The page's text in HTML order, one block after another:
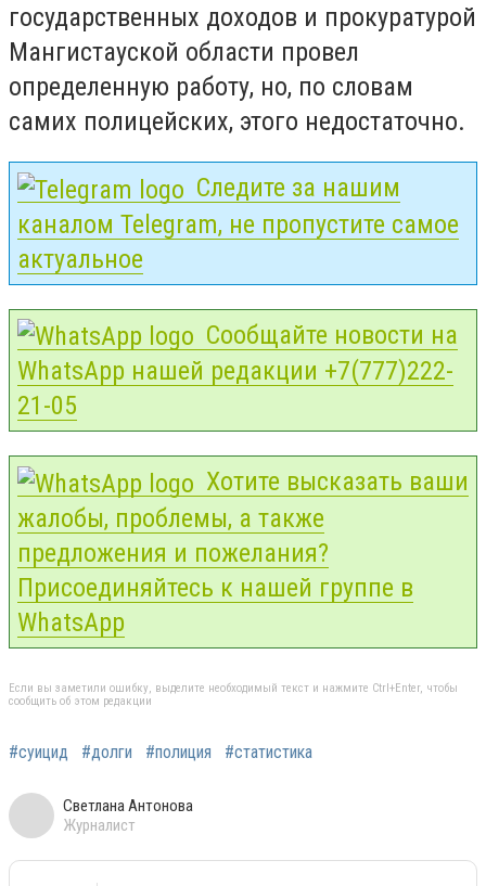
государственных доходов и прокуратурой
Мангистауской области провел
определенную работу, но, по словам
самих полицейских, этого недостаточно.
Следите за нашим
каналом Telegram, не пропустите самое
актуальное
Сообщайте новости на
WhatsApp нашей редакции +7(777)222-
21-05
Хотите высказать ваши
жалобы, проблемы, а также
предложения и пожелания?
Присоединяйтесь к нашей группе в
WhatsApp
Если вы заметили ошибку, выделите необходимый текст и нажмите Ctrl+Enter, чтобы
сообщить об этом редакции
#суицид #долги #полиция #статистика
Светлана Антонова
Журналист